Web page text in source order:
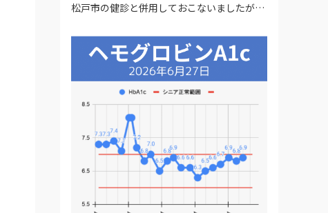
松戸市の健診と併用しておこないましたが…